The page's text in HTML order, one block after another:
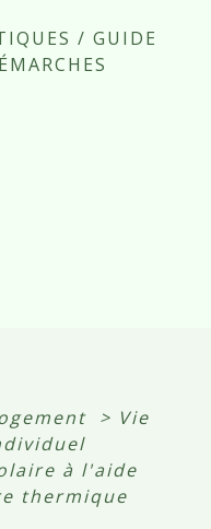
/ GUIDE
> Vie
à l'aide
thermique